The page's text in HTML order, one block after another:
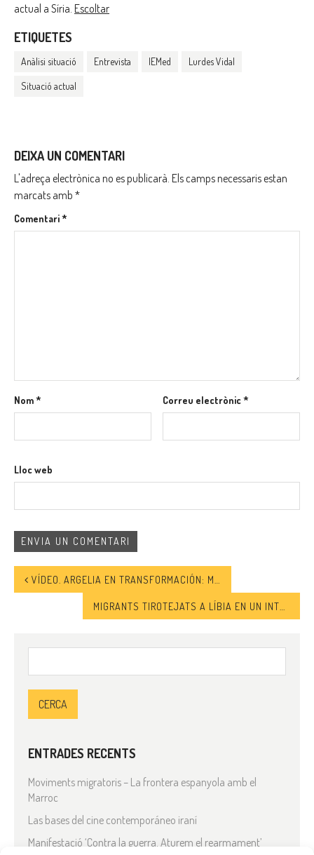
actual a Síria. Escoltar
ETIQUETES
Anàlisi situació Entrevista IEMed Lurdes Vidal
Situació actual
DEIXA UN COMENTARI
L'adreça electrònica no es publicarà. Els camps necessaris estan
marcats amb *
Comentari*
Nom* Correu electrònic*
Lloc web
VÍDEO. ARGELIA EN TRANSFORMACIÓN: MOVILIZACIONES POR EL CAMBIO E INCERTIDUMBRE POLÍTICA
ENTRADES RECENTS
Moviments migratoris – La frontera espanyola amb el
Marroc
Las bases del cine contemporáneo iraní
Manifestació ‘Contra la guerra. Aturem el rearmament’